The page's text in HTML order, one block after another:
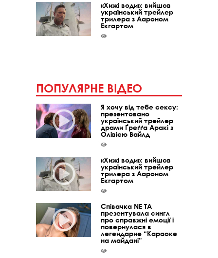
«Хижі води»: вийшов
український трейлер
трилера з Аароном
Екгартом
ПОПУЛЯРНЕ ВІДЕО
Я хочу від тебе сексу:
презентовано
український трейлер
драми Ґреґґа Аракі з
Олівією Вайлд
«Хижі води»: вийшов
український трейлер
трилера з Аароном
Екгартом
Співачка NE TA
презентувала сингл
про справжні емоції і
повернулася в
легендарне “Караоке
на майдані”